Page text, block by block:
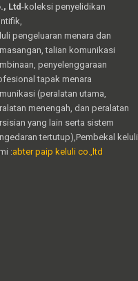
Ltd-koleksi penyelidikan
pengeluaran menara dan
talian komunikasi
penyelenggaraan
tapak menara
(peralatan utama,
menengah, dan peralatan
yang lain serta sistem
tertutup),Pembekal keluli
:abter paip keluli co.,ltd